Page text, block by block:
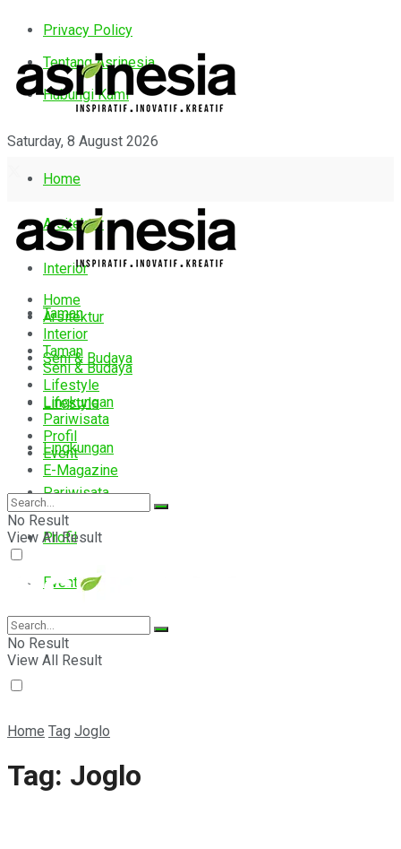
Privacy Policy
Tentang Asrinesia
Hubungi Kami
Saturday, 8 August 2026
Home
Arsitektur
Interior
Taman
Seni & Budaya
Lifestyle
Lingkungan
Pariwisata
Profil
Event
E-Magazine
Home
Arsitektur
Interior
Taman
Seni & Budaya
Lifestyle
Lingkungan
Pariwisata
Profil
Event
E-Magazine
No Result
View All Result
No Result
View All Result
Home Tag Joglo
Tag: Joglo